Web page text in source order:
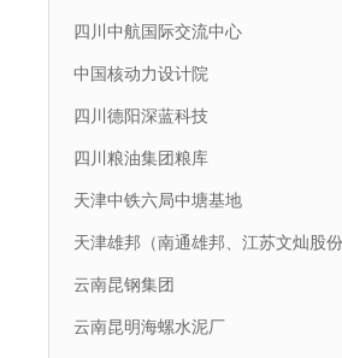
四川中航国际交流中心
中国核动力设计院
四川德阳深蓝科技
四川粮油集团粮库
天津中铁六局中塘基地
天津雄邦（南通雄邦、江苏文灿股
云南昆钢集团
云南昆明海螺水泥厂